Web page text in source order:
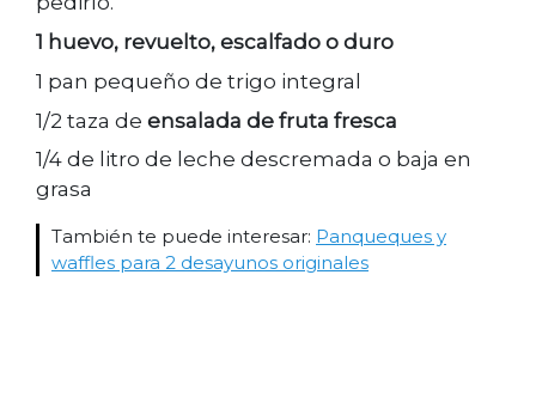
1 huevo, revuelto, escalfado o duro
1 pan pequeño de trigo integral
1/2 taza de ensalada de fruta fresca
1/4 de litro de leche descremada o baja en
grasa
También te puede interesar: Panqueques y
waffles para 2 desayunos originales